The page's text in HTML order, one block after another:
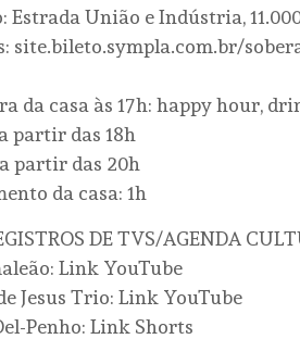
Estrada União e Indústria,
site.bileto.sympla.com.br/
da casa às 17h: happy hour,
partir das 18h
partir das 20h
da casa: 1h
DE TVS/AGENDA
Link YouTube
Jesus Trio: Link YouTube
Penho: Link Shorts